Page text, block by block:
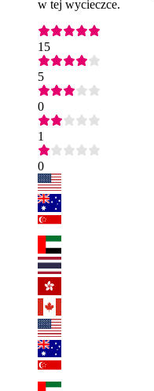
w tej wycieczce.
15
5
0
1
0